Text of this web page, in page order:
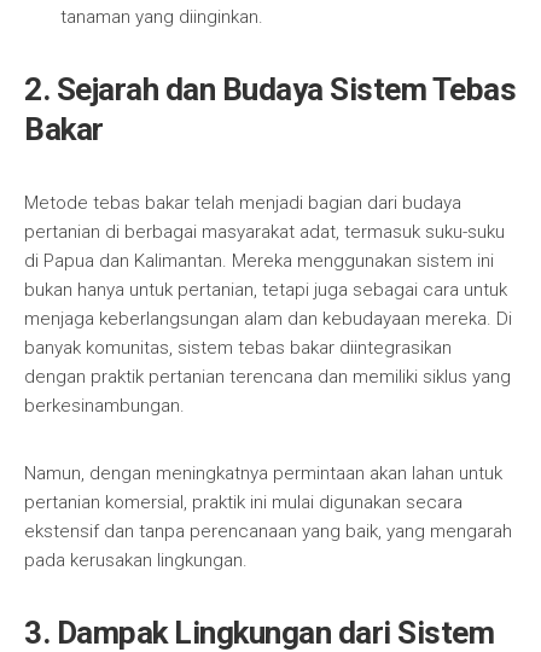
tanaman yang diinginkan.
2. Sejarah dan Budaya Sistem Tebas
Bakar
Metode tebas bakar telah menjadi bagian dari budaya
pertanian di berbagai masyarakat adat, termasuk suku-suku
di Papua dan Kalimantan. Mereka menggunakan sistem ini
bukan hanya untuk pertanian, tetapi juga sebagai cara untuk
menjaga keberlangsungan alam dan kebudayaan mereka. Di
banyak komunitas, sistem tebas bakar diintegrasikan
dengan praktik pertanian terencana dan memiliki siklus yang
berkesinambungan.
Namun, dengan meningkatnya permintaan akan lahan untuk
pertanian komersial, praktik ini mulai digunakan secara
ekstensif dan tanpa perencanaan yang baik, yang mengarah
pada kerusakan lingkungan.
3. Dampak Lingkungan dari Sistem